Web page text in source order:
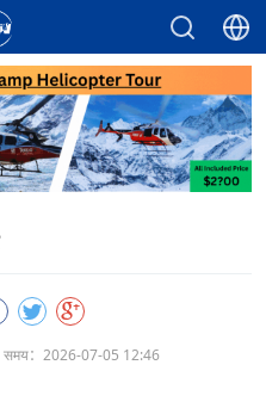
समय：2026-07-05 12:46